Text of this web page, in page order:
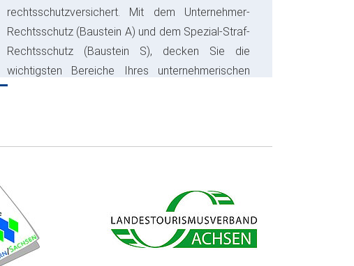
rechtsschutzversichert. Mit dem Unternehmer-
Rechtsschutz (Baustein A) und dem Spezial-Straf-
Rechtsschutz (Baustein S), decken Sie die
wichtigsten Bereiche Ihres unternehmerischen
Risikos ab und sparen bares Geld.